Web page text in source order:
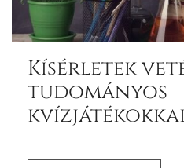
Kísérletek
tudományos